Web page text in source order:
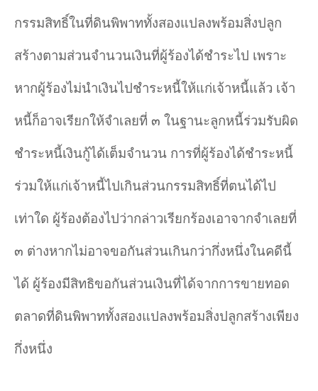
กรรมสิทธิ์ในที่ดินพิพาททั้งสองแปลงพร้อมสิ่งปลูก
สร้างตามส่วนจำนวนเงินที่ผู้ร้องได้ชำระไป เพราะ
หากผู้ร้องไม่นำเงินไปชำระหนี้ให้แก่เจ้าหนี้แล้ว เจ้า
หนี้ก็อาจเรียกให้จำเลยที่ ๓ ในฐานะลูกหนี้ร่วมรับผิด
ชำระหนี้เงินกู้ได้เต็มจำนวน การที่ผู้ร้องได้ชำระหนี้
ร่วมให้แก่เจ้าหนี้ไปเกินส่วนกรรมสิทธิ์ที่ตนได้ไป
เท่าใด ผู้ร้องต้องไปว่ากล่าวเรียกร้องเอาจากจำเลยที่
๓ ต่างหากไม่อาจขอกันส่วนเกินกว่ากึ่งหนึ่งในคดีนี้
ได้ ผู้ร้องมีสิทธิขอกันส่วนเงินที่ได้จากการขายทอด
ตลาดที่ดินพิพาททั้งสองแปลงพร้อมสิ่งปลูกสร้างเพียง
กึ่งหนึ่ง